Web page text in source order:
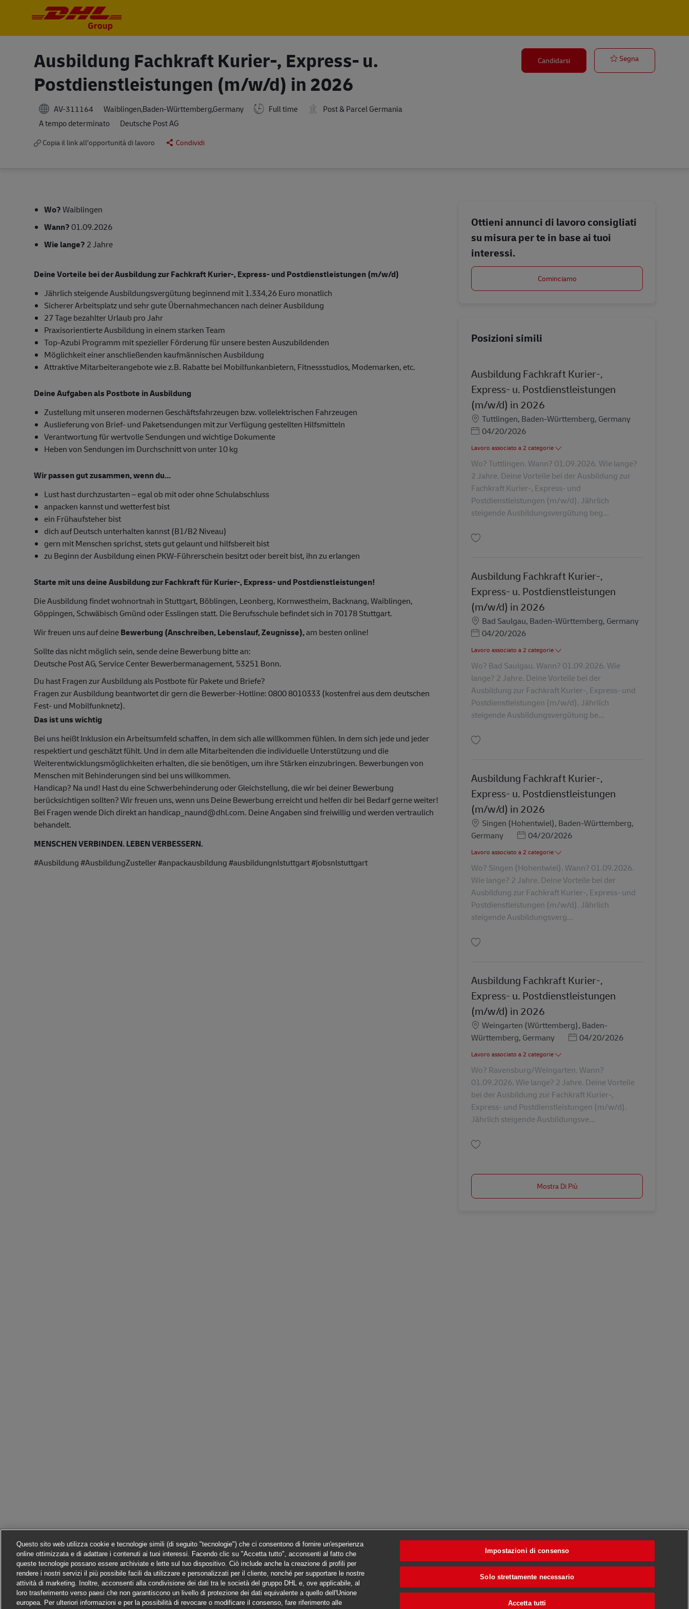
Ausbildung Fachkraft Kurier-, Express- u.
Postdienstleistungen (m/w/d) in 2026
AV-311164 Waiblingen,Baden-Württemberg,Germany Full time
Post & Parcel Germania
A tempo determinato
Deutsche Post AG
Copia il link all’opportunità di lavoro Condividi
Candidarsi SegnaAusbildung
Wo?Waiblingen
Wann?01.09.2026
Wie lange? 2 Jahre
Deine Vorteile bei der Ausbildung zur Fachkraft Kurier-, Express- und Postdienstleistungen (m/w/d)
Jährlich steigende Ausbildungsvergütung beginnend mit 1.334,26 Euro monatlich
Sicherer Arbeitsplatz und sehr gute Übernahmechancen nach deiner Ausbildung
27 Tage bezahlter Urlaub pro Jahr
Praxisorientierte Ausbildung in einem starken Team
Top-Azubi Programm mit spezieller Förderung für unsere besten Auszubildenden
Möglichkeit einer anschließenden kaufmännischen Ausbildung
Attraktive Mitarbeiterangebote wie z.B. Rabatte bei Mobilfunkanbietern, Fitnessstudios, Modemarken, etc.
Deine Aufgaben als Postbote in Ausbildung
Zustellung mit unseren modernen Geschäftsfahrzeugen bzw. vollelektrischen Fahrzeugen
Auslieferung von Brief- und Paketsendungen mit zur Verfügung gestellten Hilfsmitteln
Verantwortung für wertvolle Sendungen und wichtige Dokumente
Heben von Sendungen im Durchschnitt von unter 10 kg
Wir passen gut zusammen, wenn du...
Lust hast durchzustarten – egal ob mit oder ohne Schulabschluss
anpacken kannst und wetterfest bist
ein Frühaufsteher bist
dich auf Deutsch unterhalten kannst (B1/B2 Niveau)
gern mit Menschen sprichst, stets gut gelaunt und hilfsbereit bist
zu Beginn der Ausbildung einen PKW-Führerschein besitzt oder bereit bist, ihn zu erlangen
Starte mit uns deine Ausbildung zur Fachkraft für Kurier-, Express- und Postdienstleistungen!
Die Ausbildung findet wohnortnah in Stuttgart, Böblingen, Leonberg, Kornwestheim, Backnang, Waiblingen,
Göppingen, Schwäbisch Gmünd oder Esslingen statt. Die Berufsschule befindet sich in 70178 Stuttgart.
Wir freuen uns auf deineBewerbung (Anschreiben, Lebenslauf, Zeugnisse),am besten online!
Sollte das nicht möglich sein, sende deine Bewerbung bitte an:
Deutsche Post AG, Service Center Bewerbermanagement, 53251 Bonn.
Du hast Fragen zur Ausbildung als Postbote für Pakete und Briefe?
Fragen zur Ausbildung beantwortet dir gern die Bewerber-Hotline: 0800 8010333 (kostenfrei aus dem deutschen
Fest- und Mobilfunknetz).
Das ist uns wichtig
Bei uns heißt Inklusion ein Arbeitsumfeld schaffen, in dem sich alle willkommen fühlen. In dem sich jede und jeder
respektiert und geschätzt fühlt. Und in dem alle Mitarbeitenden die individuelle Unterstützung und die
Weiterentwicklungsmöglichkeiten erhalten, die sie benötigen, um ihre Stärken einzubringen. Bewerbungen von
Menschen mit Behinderungen sind bei uns willkommen.
Handicap? Na und! Hast du eine Schwerbehinderung oder Gleichstellung, die wir bei deiner Bewerbung
berücksichtigen sollten? Wir freuen uns, wenn uns Deine Bewerbung erreicht und helfen dir bei Bedarf gerne weiter!
Bei Fragen wende Dich direkt an handicap_naund@dhl.com. Deine Angaben sind freiwillig und werden vertraulich
behandelt.
MENSCHEN VERBINDEN. LEBEN VERBESSERN.
#Ausbildung #AusbildungZusteller #anpackausbildung #ausbildungnlstuttgart #jobsnlstuttgart
Ottieni annunci di lavoro consigliati
su misura per te in base ai tuoi
interessi.
Cominciamo
Posizioni simili
Ausbildung Fachkraft Kurier-,
Express- u. Postdienstleistungen
(m/w/d) in 2026
SedeTuttlingen, Baden-Württemberg, Germany
Posted Date
04/20/2026
Lavoro associato a 2 categorie
Wo? Tuttlingen. Wann? 01.09.2026. Wie lange?
2 Jahre. Deine Vorteile bei der Ausbildung zur
Fachkraft Kurier-, Express- und
Postdienstleistungen (m/w/d). Jährlich
steigende Ausbildungsvergütung beg...
Ausbildung Fachkraft Kurier-,
Express- u. Postdienstleistungen
(m/w/d) in 2026
SedeBad Saulgau, Baden-Württemberg, Germany
Posted Date
04/20/2026
Lavoro associato a 2 categorie
Wo? Bad Saulgau. Wann? 01.09.2026. Wie
lange? 2 Jahre. Deine Vorteile bei der
Ausbildung zur Fachkraft Kurier-, Express- und
Postdienstleistungen (m/w/d). Jährlich
steigende Ausbildungsvergütung be...
Ausbildung Fachkraft Kurier-,
Express- u. Postdienstleistungen
(m/w/d) in 2026
SedeSingen (Hohentwiel), Baden-Württemberg,
Germany
Posted Date
04/20/2026
Lavoro associato a 2 categorie
Wo? Singen (Hohentwiel). Wann? 01.09.2026.
Wie lange? 2 Jahre. Deine Vorteile bei der
Ausbildung zur Fachkraft Kurier-, Express- und
Postdienstleistungen (m/w/d). Jährlich
steigende Ausbildungsverg...
Ausbildung Fachkraft Kurier-,
Express- u. Postdienstleistungen
(m/w/d) in 2026
SedeWeingarten (Württemberg), Baden-
Württemberg, Germany
Posted Date
04/20/2026
Lavoro associato a 2 categorie
Wo? Ravensburg/Weingarten. Wann?
01.09.2026. Wie lange? 2 Jahre. Deine Vorteile
bei der Ausbildung zur Fachkraft Kurier-,
Express- und Postdienstleistungen (m/w/d).
Jährlich steigende Ausbildungsve...
Mostra Di Più
Questo sito web utilizza cookie e tecnologie simili (di seguito "tecnologie") che ci consentono di fornire un'esperienza
online ottimizzata e di adattare i contenuti ai tuoi interessi. Facendo clic su "Accetta tutto", acconsenti al fatto che
queste tecnologie possano essere archiviate e lette sul tuo dispositivo. Ciò include anche la creazione di profili per
rendere i nostri servizi il più possibile facili da utilizzare e personalizzati per il cliente, nonché per supportare le nostre
attività di marketing. Inoltre, acconsenti alla condivisione dei dati tra le società del gruppo DHL e, ove applicabile, al
loro trasferimento verso paesi che non garantiscono un livello di protezione dei dati equivalente a quello dell'Unione
europea. Per ulteriori informazioni e per la possibilità di revocare o modificare il consenso, fare riferimento alle
Impostazioni di consenso
Solo strettamente necessario
Accetta tutti